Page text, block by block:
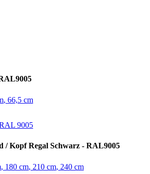
, 66,5 cm
9005
/ Kopf Regal Schwarz - RAL9005
, 180 cm, 210 cm, 240 cm